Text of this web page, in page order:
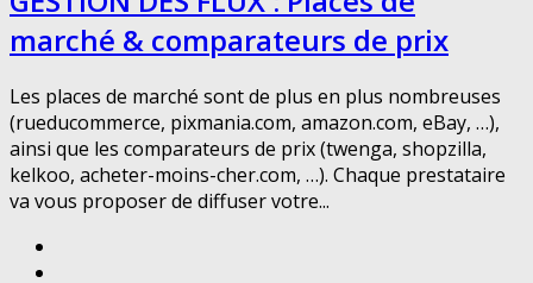
marché & comparateurs de prix
Les places de marché sont de plus en plus nombreuses
(rueducommerce, pixmania.com, amazon.com, eBay, …),
ainsi que les comparateurs de prix (twenga, shopzilla,
kelkoo, acheter-moins-cher.com, …). Chaque prestataire
va vous proposer de diffuser votre...